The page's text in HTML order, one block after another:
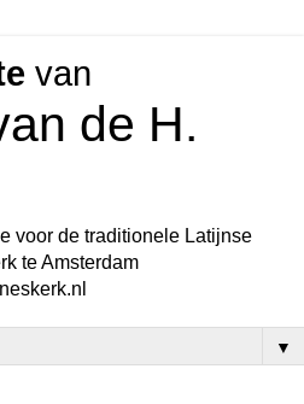
van
de H.
voor de traditionele Latijnse
te Amsterdam
▼